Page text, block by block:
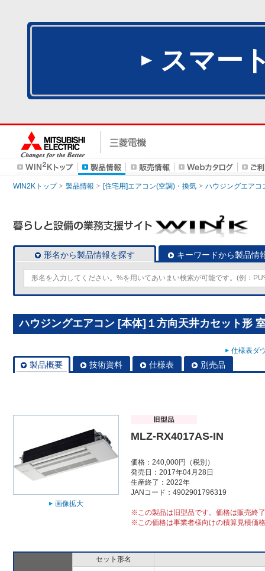
スマー
WIN2Kトップ 製品情報 [住宅用]エアコン(空調)・換気 ハウジングエアコ
形名から製品情報を探す キーワードから製品情
ハウジングエアコン [本体]１方向天井カセット形
仕様表ダ
製品概要 技術資料 仕様表 別売品
画像拡大
MLZ-RX4017AS-IN
価格：240,000円（税別）
発売日：2017年04月28日
生産終了：2022年
JANコード：4902901796319
※この製品は旧型品です。価格は販売終
※この価格は事業者様向けの積算見積価
セット形名